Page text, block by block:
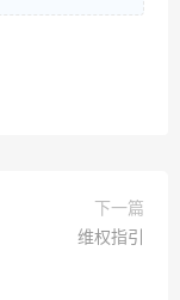
下一篇
维权指引